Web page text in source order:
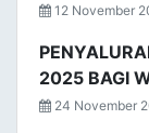
12 November
2025 BAGI
24 November